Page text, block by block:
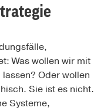
Was wollen wir mit
Oder wollen
Sie ist es nicht.
Systeme,